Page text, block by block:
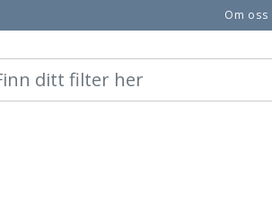
Om oss
Logg på